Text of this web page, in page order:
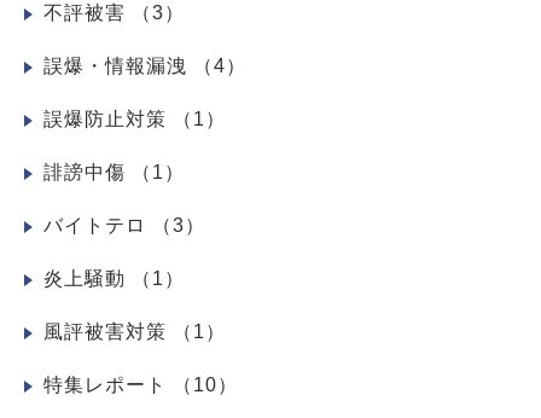
不評被害 （3）
誤爆・情報漏洩 （4）
誤爆防止対策 （1）
誹謗中傷 （1）
バイトテロ （3）
炎上騒動 （1）
風評被害対策 （1）
特集レポート （10）